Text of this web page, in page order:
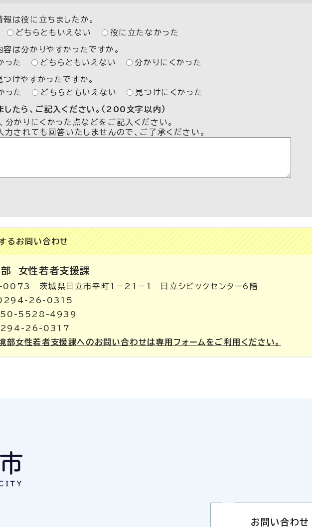
は役に立ちましたか。
どちらともいえない 役に立たなかった
容は分かりやすかったですか。
った
どちらともいえない 分かりにくかった
けやすかったですか。
った
どちらともいえない 見つけにくかった
したら、ご記入ください。（200文字以内）
分かりにくかった点などをご記入ください。
力されても回答いたしませんので、ご了承ください。
る お問い合わせ
部 女性若者支援課
0073 茨城県日立市幸町1－21－1 日立シビックセンター6階
0294-26-0315
050-5528-4939
0294-26-0317
部女性若者支援課へのお問い合わせは専用フォームをご利用ください。
お問い合わせ